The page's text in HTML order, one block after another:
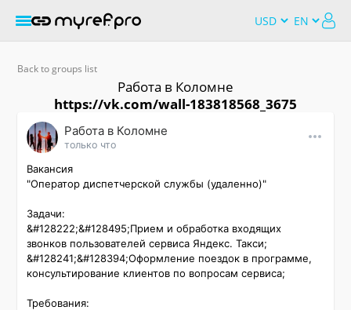
Back to groups list
Работа в Коломне
https://vk.com/wall-183818568_3675
Работа в Коломне
только что
Вакансия
"Оператор диспетчерской службы (удаленно)"
Задачи:
&#128222;&#128495;Прием и обработка входящих
звонков пользователей сервиса Яндекс. Такси;
&#128241;&#128394;Оформление поездок в программе,
консультирование клиентов по вопросам сервиса;
Требования: